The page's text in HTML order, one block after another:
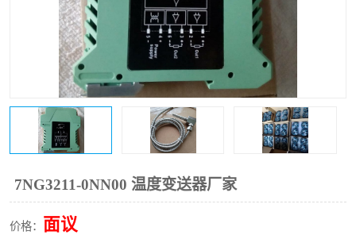
7NG3211-0NN00 温度变送器厂家
价格： 面议
油量传感器 测漏仪
温度变送器 锅炉水位计
智能锅炉水位计 电容液位计
流量仪表 加油站液位仪